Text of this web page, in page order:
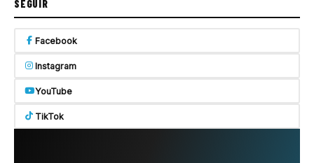
SEGUIR
Facebook
Instagram
YouTube
TikTok